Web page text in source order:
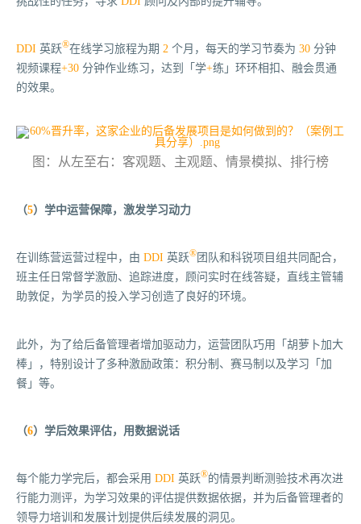
DDI 英跃®在线学习旅程为期 2 个月，每天的学习节奏为 30 分钟
视频课程+30 分钟作业练习，达到「 学+练」 环环相扣、融会贯通
的效果。
图： 从左至右：客观题、主观题、情景模拟、排行榜
（5）学中运营保障，激发学习动力
在训练营运营过程中，由 DDI 英跃® 团队和科锐项目组共同配合，
班主任日常督学激励、追踪进度，顾问实时在线答疑，直线主管辅
助敦促，为学员的投入学习创造了良好的环境。
此外，为了给后备管理者增加驱动力，运营团队巧用「胡萝卜加大
棒」，特别设计了多种激励政策：积分制、赛马制以及学习「加
餐」等。
（6）学后效果评估，用数据说话
每个能力学完后，都会采用 DDI 英跃®的情景判断测验技术再次进
行能力测评，为学习效果的评估提供数据依据，并为后备管理者的
领导力培训和发展计划提供后续发展的洞见。